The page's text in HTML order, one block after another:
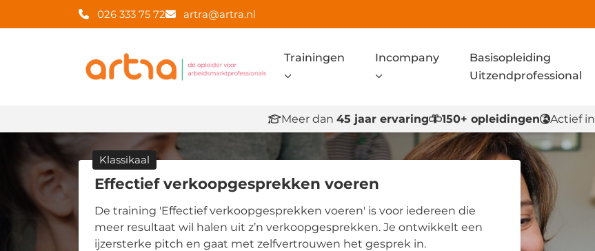
026 333 75 72 artra@artra.nl
Trainingen Incompany
Basisopleiding
Uitzendprofessional
Meer dan 45 jaar ervaring 150+ opleidingen Actief in
Klassikaal
Effectief verkoopgesprekken voeren
De training 'Effectief verkoopgesprekken voeren' is voor iedereen die
meer resultaat wil halen uit z’n verkoopgesprekken. Je ontwikkelt een
ijzersterke pitch en gaat met zelfvertrouwen het gesprek in.